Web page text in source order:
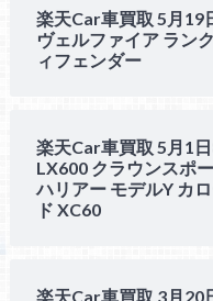
楽天Car車買取 5月19
ヴェルファイア ラン
ィフェンダー
楽天Car車買取 5月1
LX600 クラウンスポ
ハリアー モデルY カ
ド XC60
楽天Car車買取 3月20